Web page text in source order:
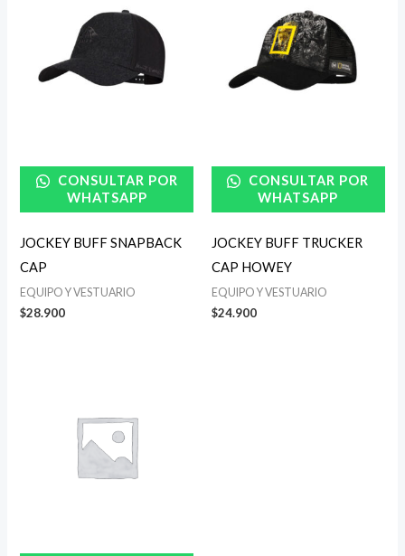
CONSULTAR POR
WHATSAPP
JOCKEY BUFF SNAPBACK
CAP
EQUIPO Y VESTUARIO
$28.900
CONSULTAR POR
WHATSAPP
JOCKEY BUFF TRUCKER
CAP HOWEY
EQUIPO Y VESTUARIO
$24.900